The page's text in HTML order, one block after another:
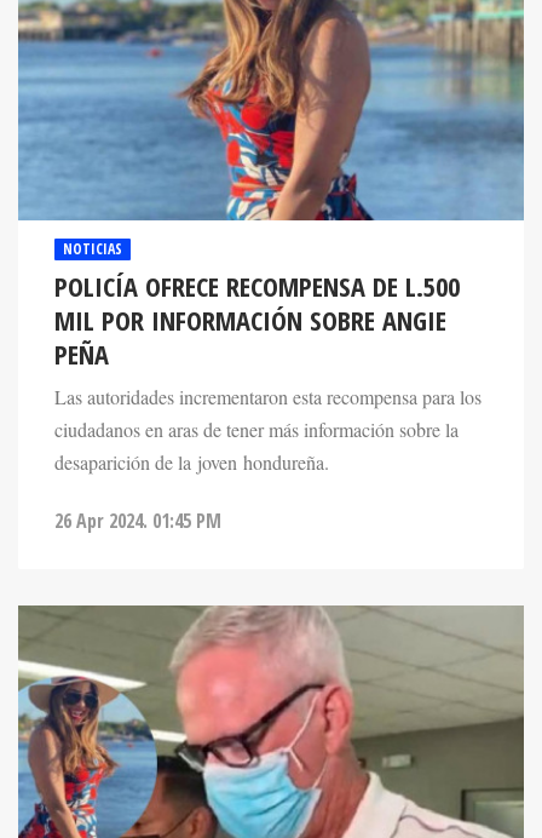
NOTICIAS
POLICÍA OFRECE RECOMPENSA DE L.500
MIL POR INFORMACIÓN SOBRE ANGIE
PEÑA
Las autoridades incrementaron esta recompensa para los
ciudadanos en aras de tener más información sobre la
desaparición de la joven hondureña.
26 Apr 2024. 01:45 PM